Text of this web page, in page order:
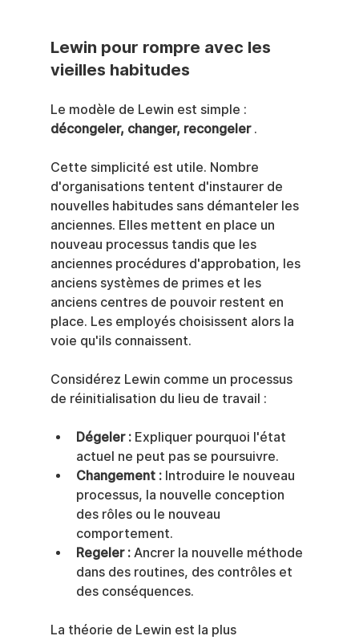
Lewin pour rompre avec les
vieilles habitudes
Le modèle de Lewin est simple :
décongeler, changer, recongeler .
Cette simplicité est utile. Nombre
d'organisations tentent d'instaurer de
nouvelles habitudes sans démanteler les
anciennes. Elles mettent en place un
nouveau processus tandis que les
anciennes procédures d'approbation, les
anciens systèmes de primes et les
anciens centres de pouvoir restent en
place. Les employés choisissent alors la
voie qu'ils connaissent.
Considérez Lewin comme un processus
de réinitialisation du lieu de travail :
Dégeler : Expliquer pourquoi l'état
actuel ne peut pas se poursuivre.
Changement : Introduire le nouveau
processus, la nouvelle conception
des rôles ou le nouveau
comportement.
Regeler : Ancrer la nouvelle méthode
dans des routines, des contrôles et
des conséquences.
La théorie de Lewin est la plus